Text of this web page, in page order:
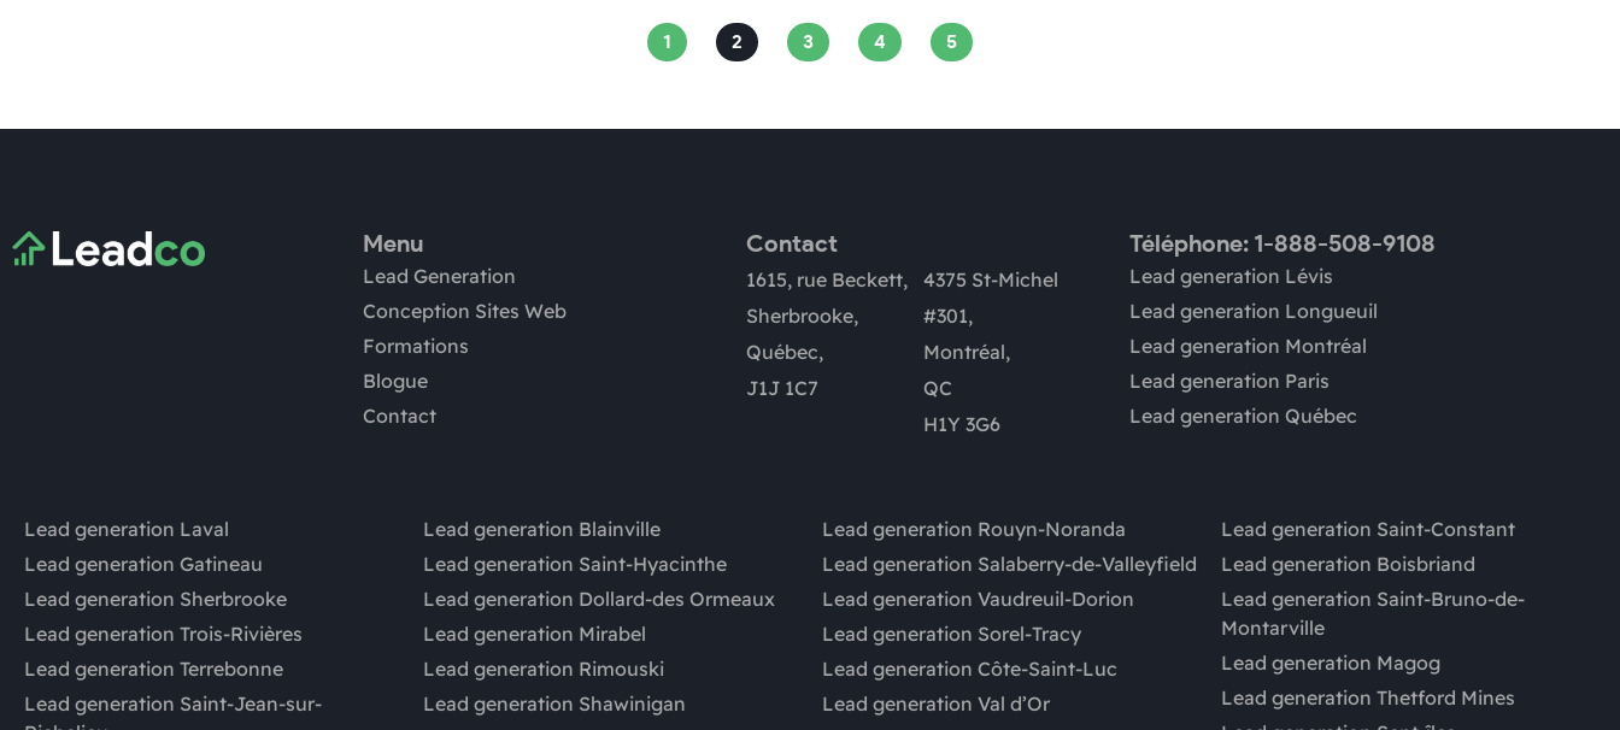
1 2 3 4 5
Menu
Lead Generation
Conception Sites Web
Formations
Blogue
Contact
Contact
1615, rue Beckett,
Sherbrooke,
Québec,
J1J 1C7
4375 St-Michel
#301,
Montréal,
QC
H1Y 3G6
Téléphone: 1-888-508-9108
Lead generation Lévis
Lead generation Longueuil
Lead generation Montréal
Lead generation Paris
Lead generation Québec
Lead generation Laval
Lead generation Gatineau
Lead generation Sherbrooke
Lead generation Trois-Rivières
Lead generation Terrebonne
Lead generation Saint-Jean-sur-
Lead generation Blainville
Lead generation Saint-Hyacinthe
Lead generation Dollard-des Ormeaux
Lead generation Mirabel
Lead generation Rimouski
Lead generation Shawinigan
Lead generation Rouyn-Noranda
Lead generation Salaberry-de-Valleyfield
Lead generation Vaudreuil-Dorion
Lead generation Sorel-Tracy
Lead generation Côte-Saint-Luc
Lead generation Val d’Or
Lead generation Saint-Constant
Lead generation Boisbriand
Lead generation Saint-Bruno-de-
Montarville
Lead generation Magog
Lead generation Thetford Mines